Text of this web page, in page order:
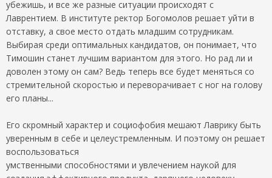
убежишь, и все же разные ситуации происходят с
Лаврентием. В институте ректор Богомолов решает уйти в
отставку, а свое место отдать младшим сотрудникам.
Выбирая среди оптимальных кандидатов, он понимает, что
Тимошин станет лучшим вариантом для этого. Но рад ли и
доволен этому он сам? Ведь теперь все будет меняться со
стремительной скоростью и переворачивает с ног на голову
его планы...
Его скромный характер и социофобия мешают Лаврику быть
уверенным в себе и целеустремленным. И поэтому он решает
воспользоваться
умственными способностями и увлечением наукой для